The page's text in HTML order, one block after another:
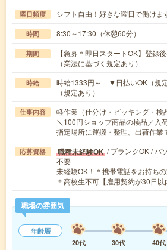
曜日頻度 シフト自由！好きな曜日で働けま
時間 8:30～17:30（休憩60分）
期間
【急募＊即日スタートOK】登録
（業法に基づく規定あり）
時給
時給1333円～ ▼日払いOK（規
（規定あり）
仕事内容
軽作業（仕分け・ピッキング・検
＼100円ショップ商品の検品／入
指定場所に運搬・整理。出荷作
応募資格 職種未経験OK / ブランクOK / パ
不要
未経験OK！＊携帯電話をお持ち
＊高校生不可【雇用契約が30日
職場の雰囲気
年齢層
20代
30代 40代